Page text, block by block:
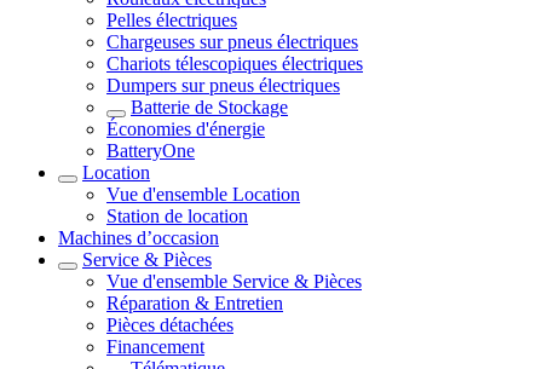
Pelles électriques
Chargeuses sur pneus électriques
Chariots télescopiques électriques
Dumpers sur pneus électriques
Batterie de Stockage
Économies d'énergie
BatteryOne
Location
Vue d'ensemble Location
Station de location
Machines d’occasion
Service & Pièces
Vue d'ensemble Service & Pièces
Réparation & Entretien
Pièces détachées
Financement